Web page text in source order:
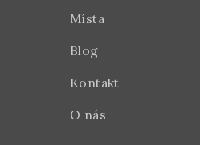
Místa
Blog
Kontakt
O nás